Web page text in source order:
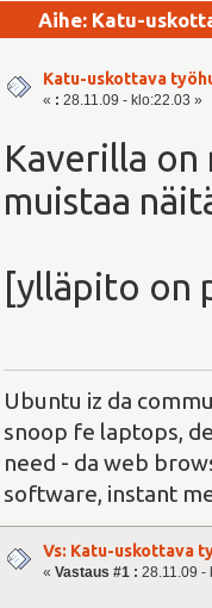
Aihe: Katu-
Katu-uskottava
« : 28.11.09 - klo:22.03 »
Kaverilla
muistaa
[ylläpito on
Ubuntu iz da
snoop fe laptops,
need - da web
software, instant
Vs: Katu-uskottava
« Vastaus #1 : 28.11.09 -